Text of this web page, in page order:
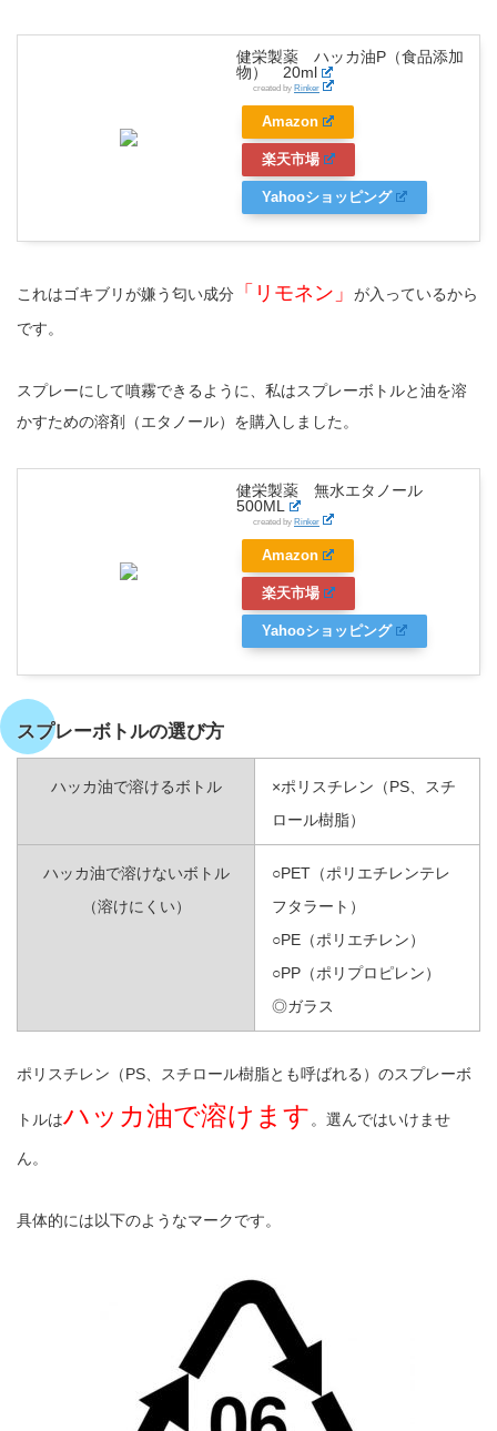
健栄製薬 ハッカ油P（食品添加
物） 20ml
created by Rinker
Amazon
楽天市場
Yahooショッピング
これはゴキブリが嫌う匂い成分 「リモネン」
が入っているから
です。
スプレーにして噴霧できるように、私はスプレーボトルと油を溶
かすための溶剤（エタノール）を購入しました。
健栄製薬 無水エタノール
500ML
created by Rinker
Amazon
楽天市場
Yahooショッピング
スプレーボトルの選び方
ハッカ油で溶けるボトル
×ポリスチレン（PS、スチ
ロール樹脂）
ハッカ油で溶けないボトル
（溶けにくい）
○PET（ポリエチレンテレ
フタラート）
○PE（ポリエチレン）
○PP（ポリプロピレン）
◎ガラス
ポリスチレン（PS、スチロール樹脂とも呼ばれる）のスプレーボ
トルはハッカ油で溶けます 。選んではいけませ
ん。
具体的には以下のようなマークです。